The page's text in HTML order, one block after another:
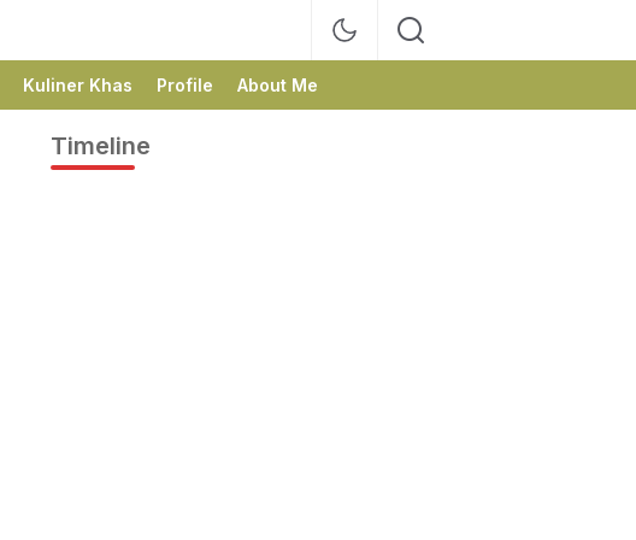
Kuliner Khas Profile About Me
Timeline